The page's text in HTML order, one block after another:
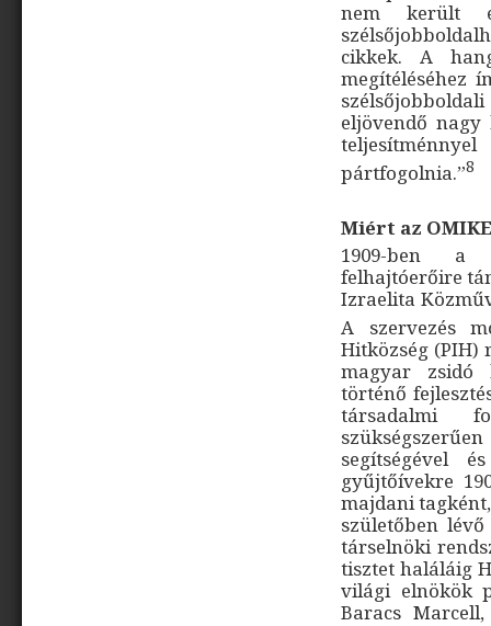
nem került
cikkek. A
megítéléséhez
eljövendő
pártfogolnia.”8
Miért az
1909-ben a
felhajtóerőire
Izraelita
A szervezés
Hitközség (PIH)
magyar zsidó
történő
társadalmi
segítségével
gyűjtőívekre
majdani
születőben
társelnöki
tisztet haláláig
világi elnökök
Baracs